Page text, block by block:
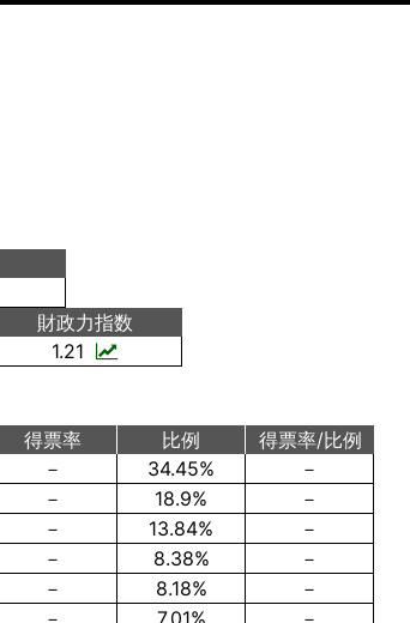
財政力指数
1.21
得票率 比例
得票率/比例
－ 34.45%
－
－ 18.9%
－
－ 13.84%
－
－ 8.38%
－
－ 8.18%
－
－ 7.01% －